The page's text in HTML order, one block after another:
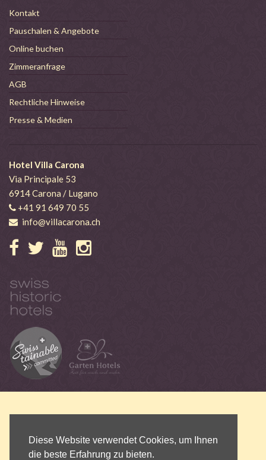
Diese Website verwendet Cookies, um Ihnen
die beste Erfahrung zu bieten.
Kontakt
Pauschalen & Angebote
Online buchen
Zimmeranfrage
AGB
Rechtliche Hinweise
Presse & Medien
Hotel Villa Carona
Via Principale 53
6914 Carona / Lugano
+41 91 649 70 55
info@villacarona.ch